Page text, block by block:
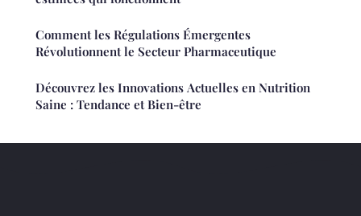
Comment les Régulations Émergentes
Révolutionnent le Secteur Pharmaceutique
Découvrez les Innovations Actuelles en Nutrition
Saine : Tendance et Bien-être